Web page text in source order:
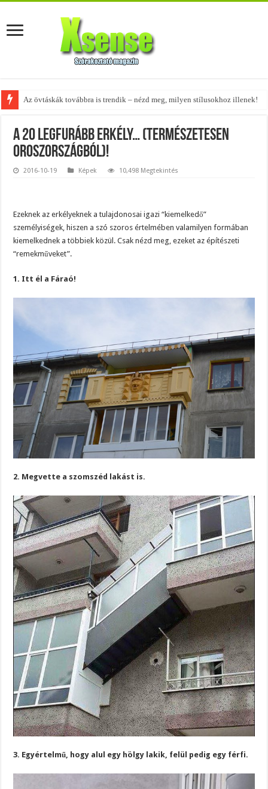
A tökéletes táskák férfiaknak – fedezd fel az 5 legjobb fazont!
A 20 legfurább erkély… (természetesen
Oroszországból)!
2016-10-19 Képek 10,498 Megtekintés
Ezeknek az erkélyeknek a tulajdonosai igazi “kiemelkedő”
személyiségek, hiszen a szó szoros értelmében valamilyen formában
kiemelkednek a többiek közül. Csak nézd meg, ezeket az építészeti
“remekműveket”.
1. Itt él a Fáraó!
2. Megvette a szomszéd lakást is.
3. Egyértelmű, hogy alul egy hölgy lakik, felül pedig egy férfi.